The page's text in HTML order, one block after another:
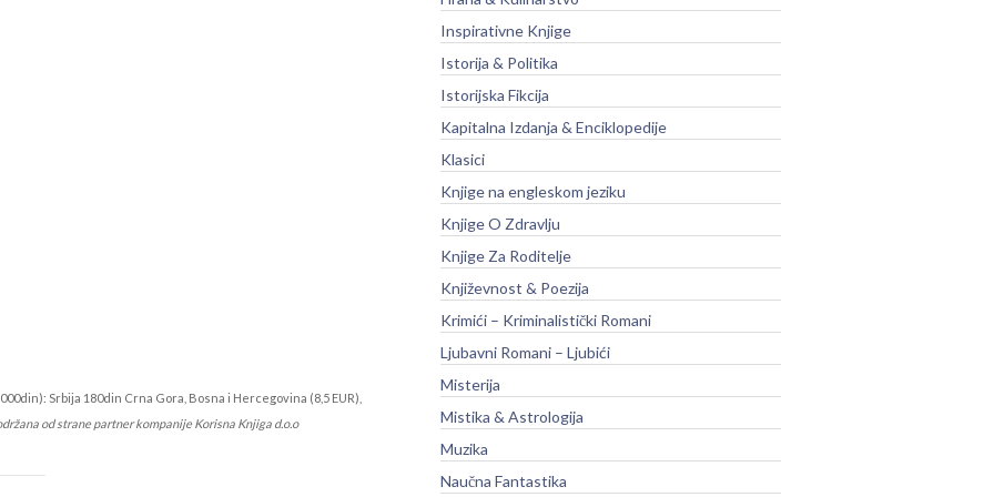
Srbija 180din Crna Gora, Bosna i Hercegovina (8,5 EUR),
od strane partner kompanije Korisna Knjiga d.o.o
Inspirativne Knjige
Istorija & Politika
Istorijska Fikcija
Kapitalna Izdanja & Enciklopedije
Klasici
Knjige na engleskom jeziku
Knjige O Zdravlju
Knjige Za Roditelje
Književnost & Poezija
Krimići – Kriminalistički Romani
Ljubavni Romani – Ljubići
Misterija
Mistika & Astrologija
Muzika
Naučna Fantastika